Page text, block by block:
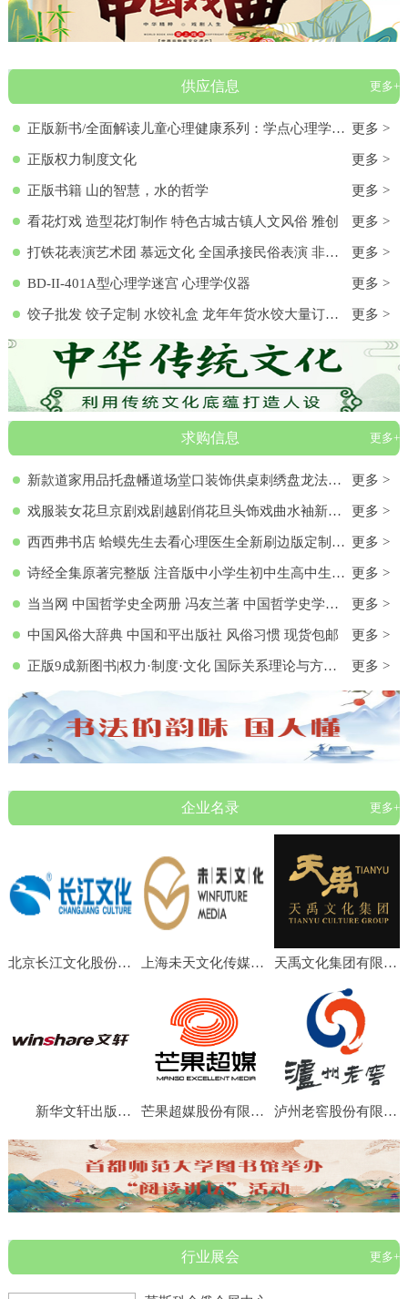
供应信息 更多+
正版新书/全面解读儿童心理健康系列：学点心理学9787572136313 正版新书/全面解读儿童心理健康系列：学点心理学 更多 >
正版权力制度文化 更多 >
正版书籍 山的智慧，水的哲学 更多 >
看花灯戏 造型花灯制作 特色古城古镇人文风俗 雅创 更多 >
打铁花表演艺术团 慕远文化 全国承接民俗表演 非物质文化遗产 更多 >
BD-II-401A型心理学迷宫 心理学仪器 更多 >
饺子批发 饺子定制 水饺礼盒 龙年年货水饺大量订购 各种馅料饺子 饺子批发 饺子定制 水饺礼盒 龙年年货水饺大量订购 各种馅料饺子 更多 >
求购信息 更多+
新款道家用品托盘幡道场堂口装饰供桌刺绣盘龙法器香盘幡全套 更多 >
戏服装女花旦京剧戏剧越剧俏花旦头饰戏曲水袖新款黄梅戏服演出服 更多 >
西西弗书店 蛤蟆先生去看心理医生全新刷边版定制书特装书收藏书蛤蟆先生去看心理医生(纪念版) 白边版本 心理学入门 零基础心理学 更多 >
诗经全集原著完整版 注音版中小学生初中生高中生成人无删减305首诗经楚辞详解版拼音注析 中华藏书局译注解析鉴赏古诗词诠译书 更多 >
当当网 中国哲学史全两册 冯友兰著 中国哲学史学科的奠基之作 附录《中国哲学小史》 冯友兰之女宗璞首肯 正版书籍 更多 >
中国风俗大辞典 中国和平出版社 风俗习惯 现货包邮 更多 >
正版9成新图书|权力·制度·文化 国际关系理论与方法研究文集(第 更多 >
企业名录 更多+
北京长江文化股份有限公司 上海未天文化传媒有限公司 天禹文化集团有限公司
新华文轩出版传媒股份有限公司 芒果超媒股份有限公司 泸州老窖股份有限公司
行业展会 更多+